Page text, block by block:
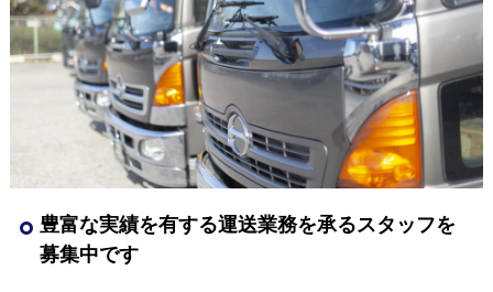
豊富な実績を有する運送業務を承るスタッフを
募集中です